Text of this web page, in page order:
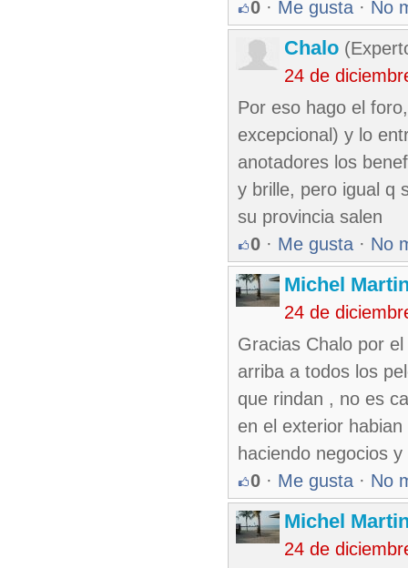
0 · Me gusta · No
Chalo
24 de
Por eso hago el
excepcional) y lo
anotadores los
y brille, pero igual q
su provincia salen
0 · Me gusta · No
Michel
24 de
Gracias Chalo por
arriba a todos los
que rindan , no es
en el exterior
haciendo negocios
0 · Me gusta · No
Michel
24 de